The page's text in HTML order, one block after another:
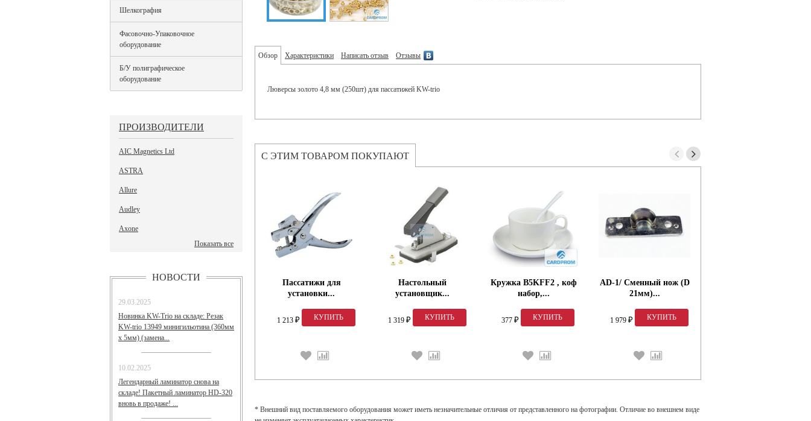
Шелкография
Фасовочно-Упаковочное
оборудование
Б/У полиграфическое
оборудование
ПРОИЗВОДИТЕЛИ
AIC Magnetics Ltd
ASTRA
Allure
Audley
Axone
Показать все
НОВОСТИ
29.03.2025
Новинка KW-Trio на складе: Резак
KW-trio 13949 минигильотина (360мм
х 5мм) (замена...
10.02.2025
Легендарный ламинатор снова на
складе! Пакетный ламинатор HD-320
вновь в продаже! ...
Обзор Характеристики Написать отзыв Отзывы
Люверсы золото 4,8 мм (250шт) для пассатижей KW-trio
С ЭТИМ ТОВАРОМ ПОКУПАЮТ
Пассатижи для
установки...
1 213 ₽
Настольный
установщик...
1 319 ₽
Кружка B5KFF2 , коф
набор,...
377 ₽
AD-1/ Сменный нож (D
21мм)...
1 979 ₽
* Внешний вид поставляемого оборудования может иметь незначительные отличия от представленного на фотографии. Отличие во внешнем виде